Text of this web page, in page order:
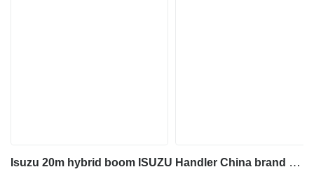
Isuzu 20m hybrid boom ISUZU Handler China brand upper aerial platform